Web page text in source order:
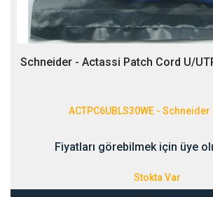
Schneider - Actassi Patch Cord U/
ACTPC6UBLS30WE -
Fiyatları görebilmek için üye
Stokta Var